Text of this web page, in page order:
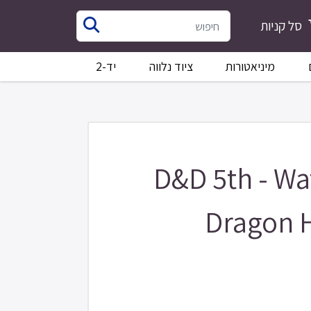
סל קניות
מיניאטורות ציוד נלווה יד-2
D&D 5th -
Dragon